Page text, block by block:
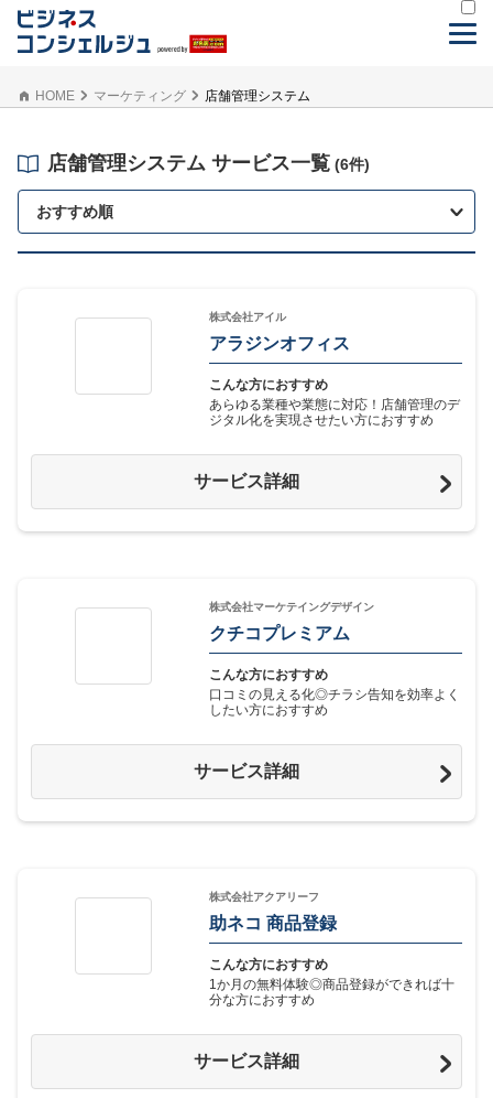
HOME マーケティング 店舗管理システム
店舗管理システム サービス一覧 (6件)
おすすめ順
株式会社アイル
アラジンオフィス
こんな方におすすめ
あらゆる業種や業態に対応！店舗管理のデ
ジタル化を実現させたい方におすすめ
サービス詳細
株式会社マーケテイングデザイン
クチコプレミアム
こんな方におすすめ
口コミの見える化◎チラシ告知を効率よく
したい方におすすめ
サービス詳細
株式会社アクアリーフ
助ネコ 商品登録
こんな方におすすめ
1か月の無料体験◎商品登録ができれば十
分な方におすすめ
サービス詳細